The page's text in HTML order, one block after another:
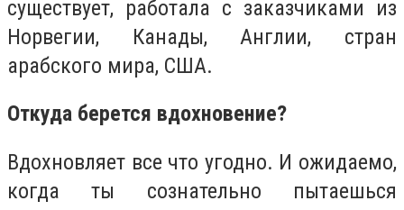
существует, работала с заказчиками из
Норвегии, Канады, Англии, стран
арабского мира, США.
Откуда берется вдохновение?
Вдохновляет все что угодно. И ожидаемо,
когда ты сознательно пытаешься